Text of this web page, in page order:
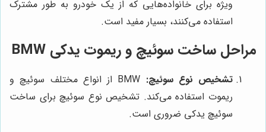
ویژه برای خانواده‌هایی که از یک خودرو به طور مشترک
استفاده می‌کنند، بسیار مفید است.
مراحل ساخت سوئیچ و ریموت یدکی BMW
تشخیص نوع سوئیچ:
BMW از انواع مختلف سوئیچ و
ریموت استفاده می‌کند. تشخیص نوع سوئیچ برای ساخت
سوئیچ یدکی ضروری است.